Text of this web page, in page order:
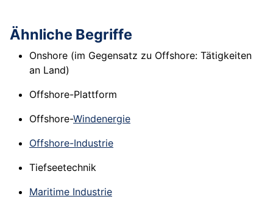
Ähnliche Begriffe
Onshore (im Gegensatz zu Offshore: Tätigkeiten
an Land)
Offshore-Plattform
Offshore-Windenergie
Offshore-Industrie
Tiefseetechnik
Maritime Industrie